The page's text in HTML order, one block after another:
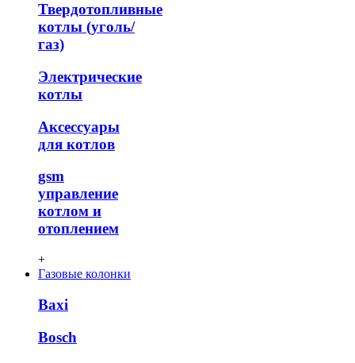
Твердотопливные
котлы (уголь/
газ)
Электрические
котлы
Аксессуары
для котлов
gsm
управление
котлом и
отоплением
+
Газовые колонки
Baxi
Bosch